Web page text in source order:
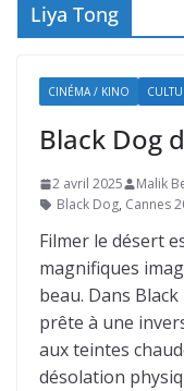
Liya Tong
CINÉMA / KINO
Black Dog
2 avril 2025 Malik
Black Dog, Cannes
Filmer le désert
magnifiques
beau. Dans
prête à une
aux teintes
désolation